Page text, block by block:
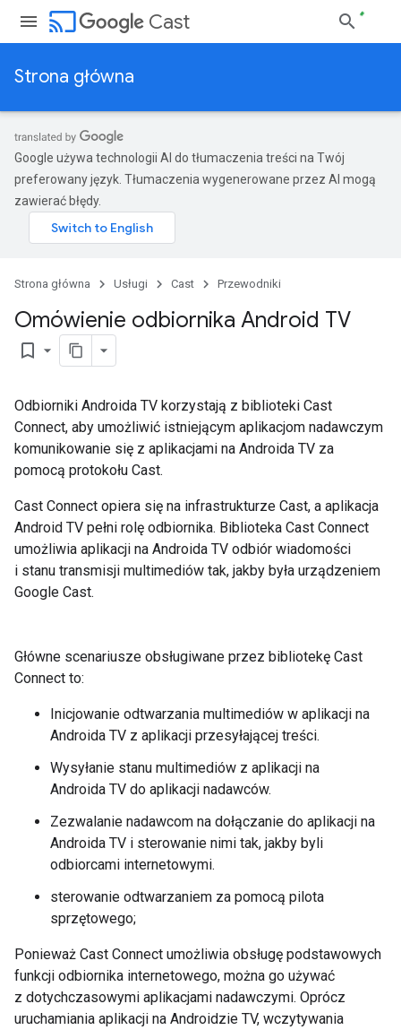
cast Cast
Strona główna
Google używa technologii AI do tłumaczenia treści na Twój
preferowany język. Tłumaczenia wygenerowane przez AI mogą
zawierać błędy.
Strona główna Usługi Cast Przewodniki
Omówienie odbiornika Android TV
bookmark_border
Odbiorniki Androida TV korzystają z biblioteki Cast
Connect, aby umożliwić istniejącym aplikacjom nadawczym
komunikowanie się z aplikacjami na Androida TV za
pomocą protokołu Cast.
Cast Connect opiera się na infrastrukturze Cast, a aplikacja
Android TV pełni rolę odbiornika. Biblioteka Cast Connect
umożliwia aplikacji na Androida TV odbiór wiadomości
i stanu transmisji multimediów tak, jakby była urządzeniem
Google Cast.
Główne scenariusze obsługiwane przez bibliotekę Cast
Connect to:
Inicjowanie odtwarzania multimediów w aplikacji na
Androida TV z aplikacji przesyłającej treści.
Wysyłanie stanu multimediów z aplikacji na
Androida TV do aplikacji nadawców.
Zezwalanie nadawcom na dołączanie do aplikacji na
Androida TV i sterowanie nimi tak, jakby byli
odbiorcami internetowymi.
sterowanie odtwarzaniem za pomocą pilota
sprzętowego;
Ponieważ Cast Connect umożliwia obsługę podstawowych
funkcji odbiornika internetowego, można go używać
z dotychczasowymi aplikacjami nadawczymi. Oprócz
uruchamiania aplikacji na Androidzie TV, wczytywania